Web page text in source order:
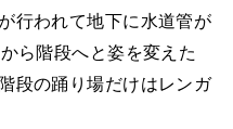
行われて地下に水道管が
ら階段へと姿を変えた
段の踊り場だけはレンガ